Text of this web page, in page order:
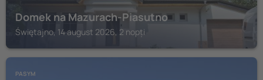
Domek na Mazurach-Piasutno
Świętajno, 14 august 2026, 2 nopți
PASYM